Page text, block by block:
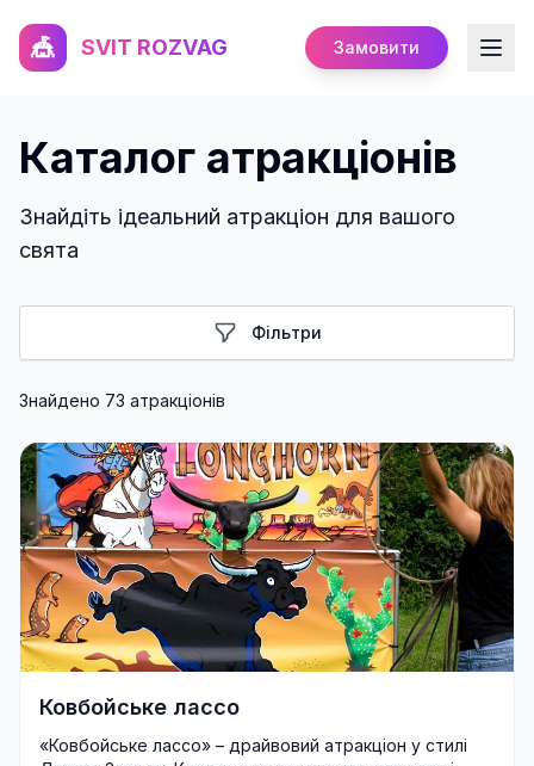
🎪 SVIT ROZVAG Замовити
Каталог атракціонів
Знайдіть ідеальний атракціон для вашого
свята
Фільтри
Знайдено 73 атракціонів
Ковбойське лассо
«Ковбойське лассо» – драйвовий атракціон у стилі